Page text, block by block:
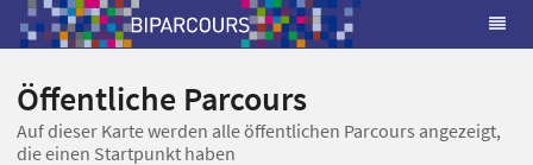
Öffentliche Parcours
Auf dieser Karte werden alle öffentlichen Parcours angezeigt,
die einen Startpunkt haben